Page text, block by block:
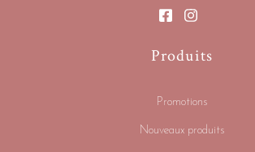
Produits
Promotions
Nouveaux produits